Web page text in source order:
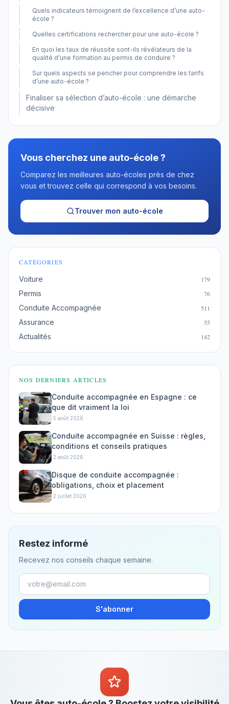
Quels indicateurs témoignent de l’excellence d’une auto-
école ?
Quelles certifications rechercher pour une auto-école ?
En quoi les taux de réussite sont-ils révélateurs de la
qualité d’une formation au permis de conduire ?
Sur quels aspects se pencher pour comprendre les tarifs
d’une auto-école ?
Finaliser sa sélection d’auto-école : une démarche
décisive
Vous cherchez une auto-école ?
Comparez les meilleures auto-écoles près de chez
vous et trouvez celle qui correspond à vos besoins.
Trouver mon auto-école
CATÉGORIES
Voiture 179
Permis 76
Conduite Accompagnée 511
Assurance 55
Actualités 142
NOS DERNIERS ARTICLES
Conduite accompagnée en Espagne : ce
que dit vraiment la loi
·5 août 2026
Conduite accompagnée en Suisse : règles,
conditions et conseils pratiques
·2 août 2026
Disque de conduite accompagnée :
obligations, choix et placement
·2 juillet 2026
Restez informé
Recevez nos conseils chaque semaine.
S'abonner